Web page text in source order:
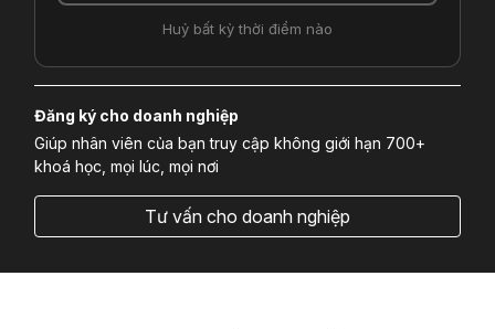
Huỷ bất kỳ thời điểm nào
Đăng ký cho doanh nghiệp
Giúp nhân viên của bạn truy cập không giới hạn 700+
khoá học, mọi lúc, mọi nơi
Tư vấn cho doanh nghiệp